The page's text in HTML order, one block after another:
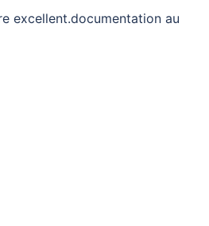
excellent.documentation au